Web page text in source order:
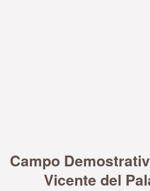
Campo
Vicente del